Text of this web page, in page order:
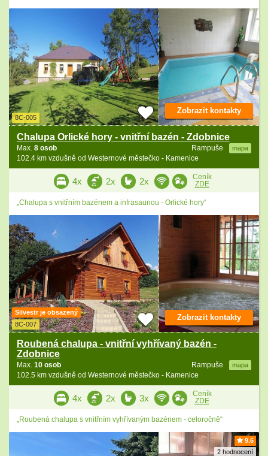
8C-005
Chalupa Orlické hory - vnitřní bazén - Zdobnice
Rampuše mapa
Max. 8 osob
102.4 km vzdušně od Westernové městečko - Kamenice
Zobrazit kontakty
4x 2x 2x
Ceník
ZDE
„Chalupa s vnitřním bazénem a infrasaunou - Orlické hory“
Silvestr je obsazený
8C-007
Roubená chalupa - vnitřní vyhřívaný bazén -
Zdobnice
Rampuše mapa
Max. 10 osob
102.5 km vzdušně od Westernové městečko - Kamenice
Zobrazit kontakty
4x 2x 3x
Ceník
ZDE
„Roubená chalupa s vnitřním vyhřívaným bazénem - celoročně“
9.6
2 hodnocení